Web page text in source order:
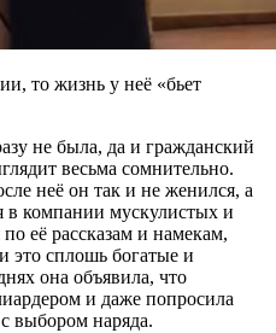
то жизнь у неё «бьет
не была, да и гражданский
весьма сомнительно.
неё он так и не женился, а
в компании мускулистых и
её рассказам и намекам,
это сплошь богатые и
она объявила, что
и даже попросила
выбором наряда.